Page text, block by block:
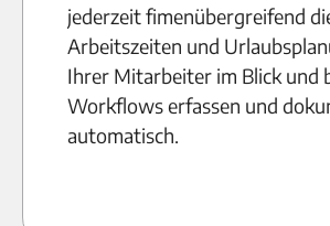
jederzeit fimenübergreifend
Arbeitszeiten und
Ihrer Mitarbeiter im Blick und
Workflows erfassen und
automatisch.